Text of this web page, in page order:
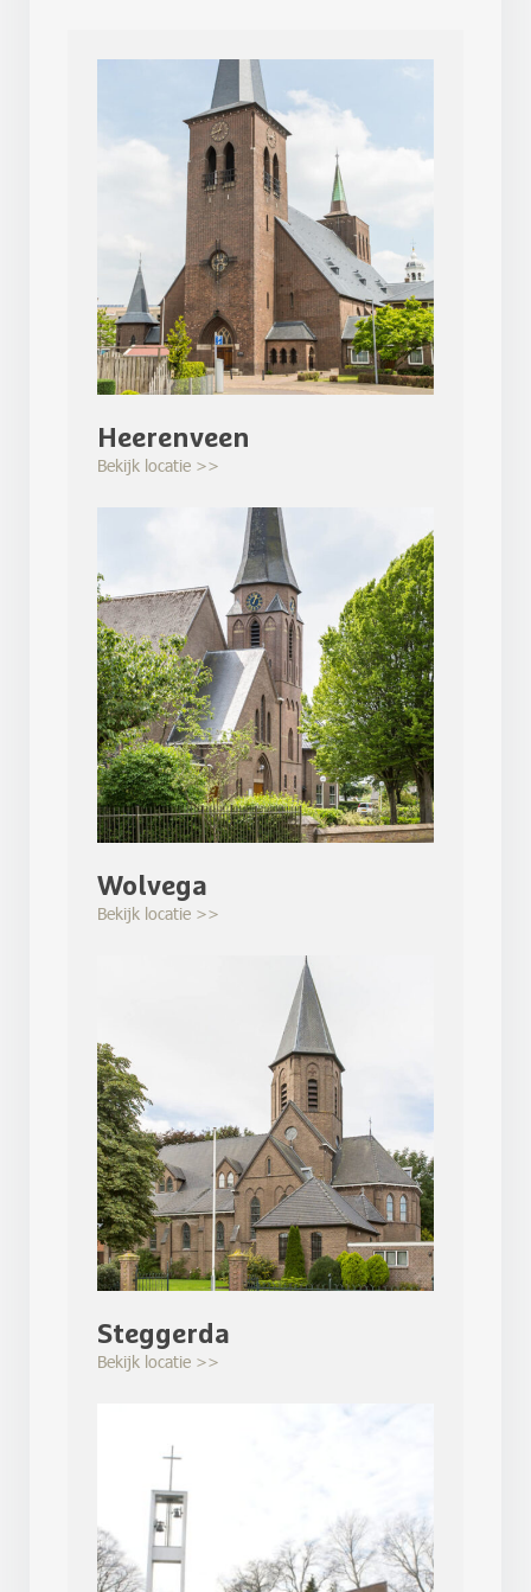
Heerenveen
Bekijk locatie >>
Wolvega
Bekijk locatie >>
Steggerda
Bekijk locatie >>